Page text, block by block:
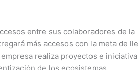
entre sus colaboradores de la
más accesos con la meta de
realiza proyectos e